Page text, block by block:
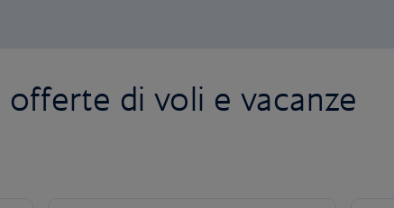
di voli e vacanze